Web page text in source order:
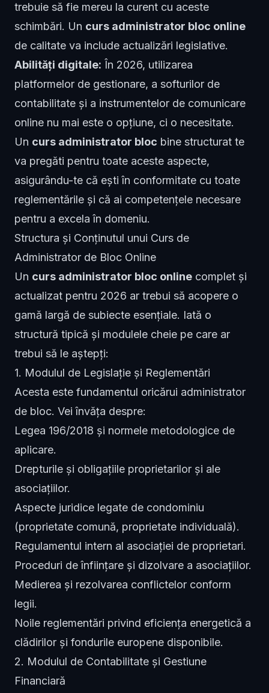
trebuie să fie mereu la curent cu aceste
schimbări. Un curs administrator bloc online
de calitate va include actualizări legislative.
Abilități digitale: În 2026, utilizarea
platformelor de gestionare, a softurilor de
contabilitate și a instrumentelor de comunicare
online nu mai este o opțiune, ci o necesitate.
Un curs administrator bloc bine structurat te
va pregăti pentru toate aceste aspecte,
asigurându-te că ești în conformitate cu toate
reglementările și că ai competențele necesare
pentru a excela în domeniu.
Structura și Conținutul unui Curs de
Administrator de Bloc Online
Un curs administrator bloc online complet și
actualizat pentru 2026 ar trebui să acopere o
gamă largă de subiecte esențiale. Iată o
structură tipică și modulele cheie pe care ar
trebui să le aștepți:
1. Modulul de Legislație și Reglementări
Acesta este fundamentul oricărui administrator
de bloc. Vei învăța despre:
Legea 196/2018 și normele metodologice de
aplicare.
Drepturile și obligațiile proprietarilor și ale
asociațiilor.
Aspecte juridice legate de condominiu
(proprietate comună, proprietate individuală).
Regulamentul intern al asociației de proprietari.
Proceduri de înființare și dizolvare a asociațiilor.
Medierea și rezolvarea conflictelor conform
legii.
Noile reglementări privind eficiența energetică a
clădirilor și fondurile europene disponibile.
2. Modulul de Contabilitate și Gestiune
Financiară